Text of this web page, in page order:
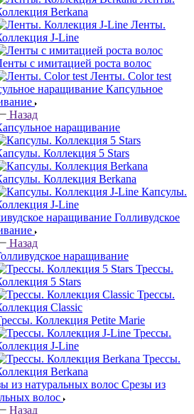
Berkana
Ленты.
J-Line
с имитацией роста волос
Ленты. Color test
Капсульное
Назад
наращивание
Коллекция 5 Stars
Коллекция Berkana
Капсулы.
J-Line
Голливудское
Назад
наращивание
Трессы.
5 Stars
Трессы.
Classic
Коллекция Petite Marie
Трессы.
J-Line
Трессы.
Berkana
Срезы из
волос
Назад